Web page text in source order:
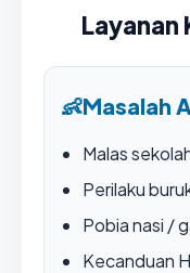
Layanan
👶Masalah
Malas
Perilaku
Pobia nasi /
Kecanduan